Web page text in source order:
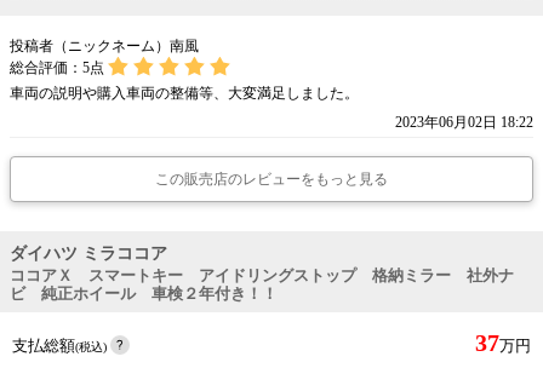
投稿者（ニックネーム）南風
総合評価： 5点
車両の説明や購入車両の整備等、大変満足しました。
2023年06月02日 18:22
この販売店のレビューをもっと見る
ダイハツ ミラココア
ココアＸ スマートキー アイドリングストップ 格納ミラー 社外ナ
ビ 純正ホイール 車検２年付き！！
支払総額(税込) 37万円